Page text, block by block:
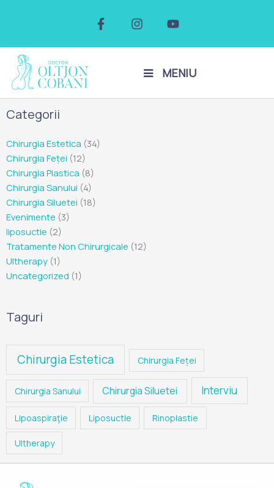
a
e
k
n
t
a
o
t
b
MENIU
Categorii
Chirurgia Estetica (34)
Chirurgia Feței (12)
Chirurgia Plastica (8)
Chirurgia Sanului (4)
Chirurgia Siluetei (18)
Evenimente (3)
liposuctie (2)
Tratamente Non Chirurgicale (12)
Ultherapy (1)
Uncategorized (1)
Taguri
Chirurgia Estetica Chirurgia Feței
Chirurgia Sanului Chirurgia Siluetei Interviu
Lipoaspiraţie Liposuctie Rinoplastie
Ultherapy